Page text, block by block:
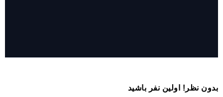
بدون نظر! اولین نفر باشید